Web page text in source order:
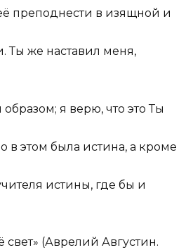
преподнести в изящной и
Ты же наставил меня,
я верю, что это Ты
в этом была истина, а кроме
истины, где бы и
(Аврелий Августин.